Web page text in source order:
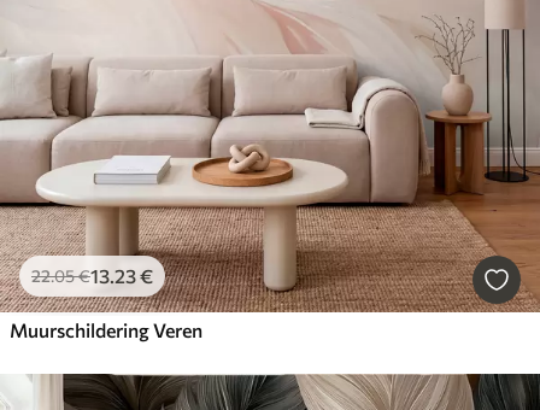
22.05€13 .23€
Muurschildering Veren